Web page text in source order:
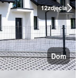
12zdjęcia
Dom